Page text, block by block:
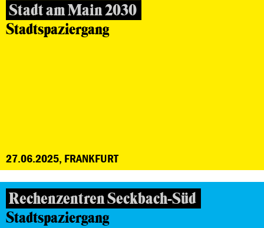
Stadt am Main 2030
Stadtspaziergang
27.06.2025, FRANKFURT
Rechenzentren Seckbach-Süd
Stadtspaziergang